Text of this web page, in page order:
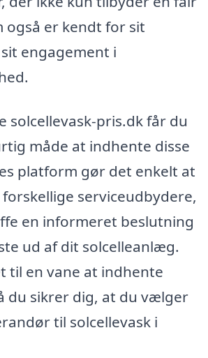
også er kendt for sit
engagement i
solcellevask-pris.dk får du
måde at indhente disse
platform gør det enkelt at
serviceudbydere,
en informeret beslutning
ud af dit solcelleanlæg.
til en vane at indhente
du sikrer dig, at du vælger
til solcellevask i